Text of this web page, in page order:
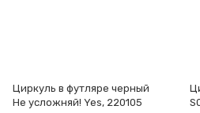
Циркуль в футляре черный
Не усложняй! Yes, 220105